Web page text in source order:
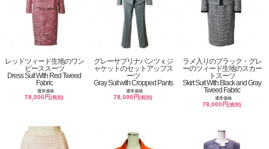
レッドツィード生地のワン
ピーススーツ
Dress Suit With Red Tweed
Fabric
通常価格
78,000円(税別)
グレーサブリナパンツｘジ
ャケットのセットアップス
ーツ
Gray Suit with Cropped Pants
通常価格
78,000円(税別)
ラメ入りのブラック・グレ
ーのツィード生地のスカー
トスーツ
Skirt Suit With Black and Gray
Tweed Fabric
通常価格
78,000円(税別)